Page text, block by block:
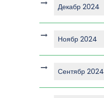
Декабр 2024
Ноябр 2024
Сентябр 2024